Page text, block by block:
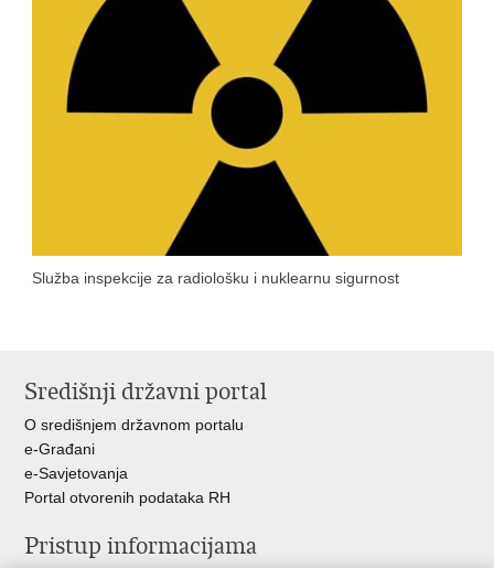
Služba inspekcije za radiološku i nuklearnu sigurnost
Središnji državni portal
O središnjem državnom portalu
e-Građani
e-Savjetovanja
Portal otvorenih podataka RH
Pristup informacijama